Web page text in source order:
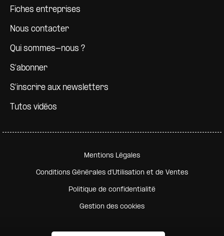
Fiches entreprises
Nous contacter
Qui sommes-nous ?
S'abonner
S'inscrire aux newsletters
Tutos vidéos
Pied de page secondaire
Mentions Légales
Conditions Générales d'Utilisation et de Ventes
Politique de confidentialité
Gestion des cookies